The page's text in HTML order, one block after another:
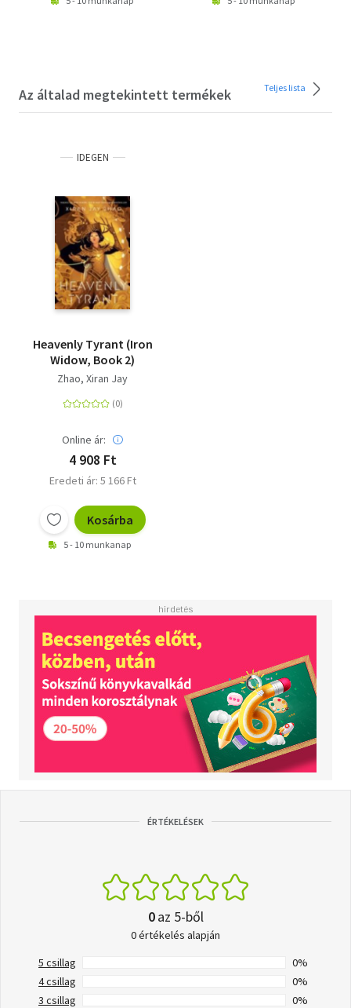
Az általad megtekintett termékek Teljes lista
IDEGEN
Heavenly Tyrant (Iron
Widow, Book 2)
Zhao, Xiran Jay
Online ár:
4 908 Ft
Eredeti ár: 5 166 Ft
Kosárba
5 - 10 munkanap
ÉRTÉKELÉSEK
0az 5-ből
0 értékelés alapján
5 csillag
0%
4 csillag
0%
3 csillag
0%